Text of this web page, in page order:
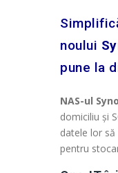
noului
pune la
NAS-ul
domiciliu și
datele lor
pentru